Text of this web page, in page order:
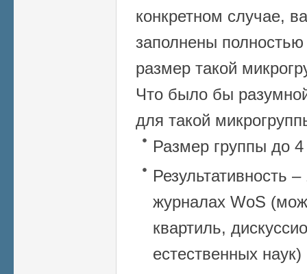
конкретном случае,
заполнены
размер такой
Что было бы
для такой
Размер группы до
Результативность
журналах WoS
квартиль,
естественных наук)